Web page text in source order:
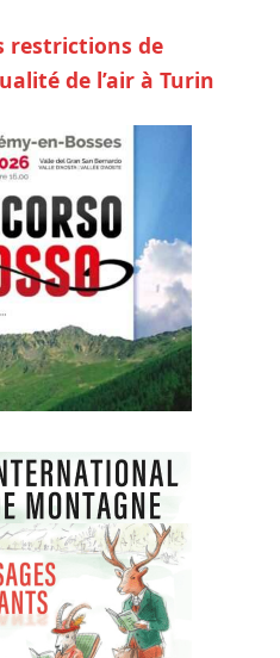
restrictions de
de l’air à Turin